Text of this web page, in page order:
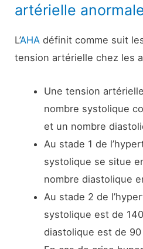
artérielle
L’AHA définit comme suit
tension artérielle chez les
Une tension
nombre systolique
et un nombre
Au stade 1 de
systolique se situe
nombre diastolique
Au stade 2 de
systolique est de
diastolique est de 90